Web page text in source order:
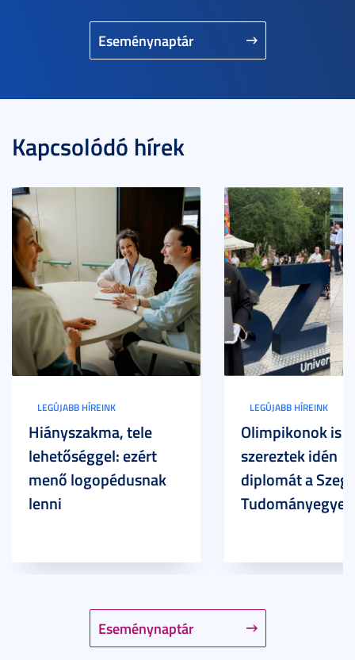
Eseménynaptár
Kapcsolódó hírek
Eseménynaptár
LEGÚJABB HÍREINK
Hiányszakma, tele
lehetőséggel: ezért
menő logopédusnak
lenni
LEGÚJABB HÍREINK
Olimpikonok is
szereztek idén
diplomát a